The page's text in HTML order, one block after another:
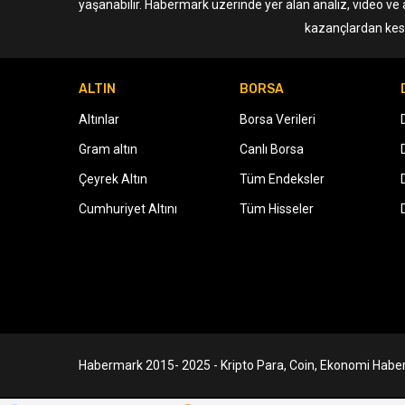
yaşanabilir. Habermark üzerinde yer alan analiz, video
kazançlardan
ALTIN
Altınlar
Gram altın
Çeyrek Altın
Cumhuriyet Altını
BORSA
Borsa Verileri
Canlı Borsa
Tüm Endeksler
Tüm Hisseler
Habermark 2015- 2025 - Kripto Para, Coin, Ekonomi